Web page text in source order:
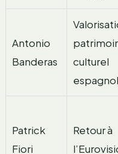
Antonio
Banderas
culturel
espagnol
Patrick
Fiori
Retour à